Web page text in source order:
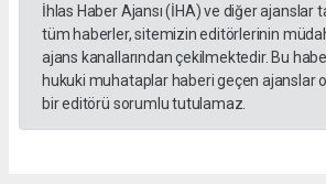
İhlas Haber Ajansı (İHA) ve diğer ajanslar
tüm haberler, sitemizin editörlerinin
ajans kanallarından çekilmektedir. Bu
hukuki muhataplar haberi geçen ajanslar
bir editörü sorumlu tutulamaz.